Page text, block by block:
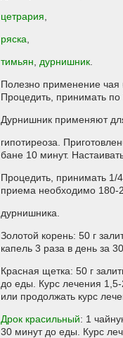
цетрария
ряска
тимьян
дурнишник
Полезно применение чая
Процедить, принимать
Дурнишник применяют
гипотиреоза.
бане 10 минут.
Процедить, принимать 1/
приема необходимо 180-
дурнишника.
Золотой корень: 50 г
капель 3 раза в день за
Красная щетка: 50 г
до еды. Курс лечения
или продолжать курс
Дрок красильный: 1
30 минут до еды. Курс